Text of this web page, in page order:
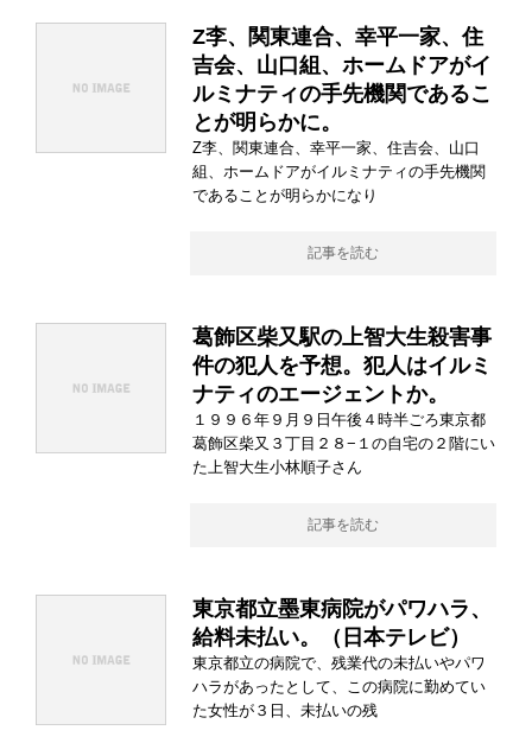
Z李、関東連合、幸平一家、住
吉会、山口組、ホームドアがイ
ルミナティの手先機関であるこ
とが明らかに。
Z李、関東連合、幸平一家、住吉会、山口
組、ホームドアがイルミナティの手先機関
であることが明らかになり
記事を読む
葛飾区柴又駅の上智大生殺害事
件の犯人を予想。犯人はイルミ
ナティのエージェントか。
１９９６年９月９日午後４時半ごろ東京都
葛飾区柴又３丁目２８−１の自宅の２階にい
た上智大生小林順子さん
記事を読む
東京都立墨東病院がパワハラ、
給料未払い。（日本テレビ）
東京都立の病院で、残業代の未払いやパワ
ハラがあったとして、この病院に勤めてい
た女性が３日、未払いの残